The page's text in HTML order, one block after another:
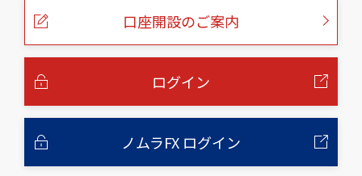
口座開設のご案内
ログイン
ノムラFX ログイン